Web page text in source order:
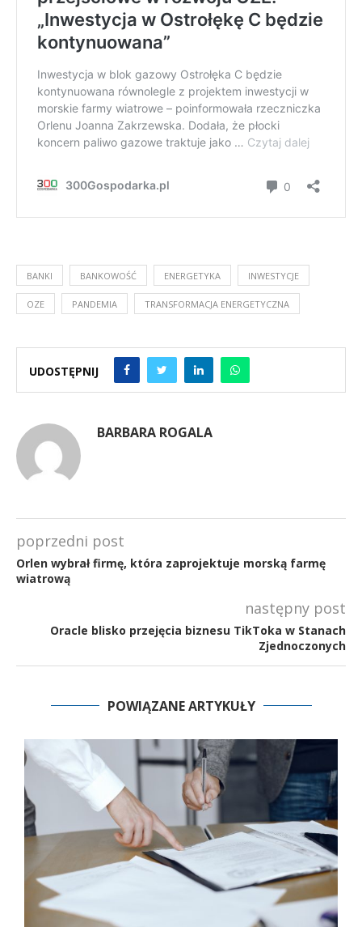
BANKI BANKOWOŚĆ ENERGETYKA INWESTYCJE
OZE PANDEMIA TRANSFORMACJA ENERGETYCZNA
UDOSTĘPNIJ
BARBARA ROGALA
poprzedni post
Orlen wybrał firmę, która zaprojektuje morską farmę
wiatrową
następny post
Oracle blisko przejęcia biznesu TikToka w Stanach
Zjednoczonych
POWIĄZANE ARTYKUŁY